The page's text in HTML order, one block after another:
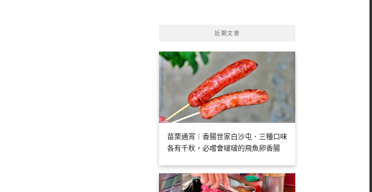
近期文章
苗栗通宵︱香腸世家白沙屯．三種口味
各有千秋，必嚐會啵啵的飛魚卵香腸